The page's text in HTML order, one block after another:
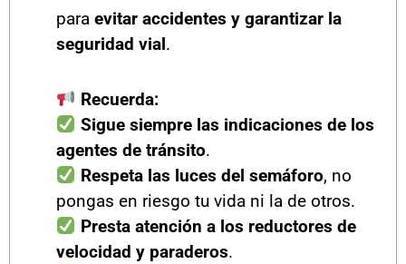
para evitar accidentes y garantizar la
seguridad vial.
Recuerda:
Sigue siempre las indicaciones de los
agentes de tránsito.
Respeta las luces del semáforo, no
pongas en riesgo tu vida ni la de otros.
Presta atención a los reductores de
velocidad y paraderos.